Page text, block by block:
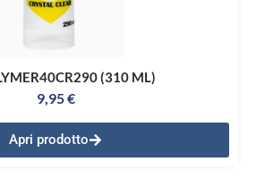
(310 ML)
9,95€
Apri prodotto